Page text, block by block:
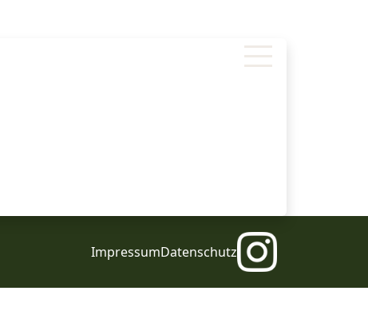
ImpressumDatenschutz